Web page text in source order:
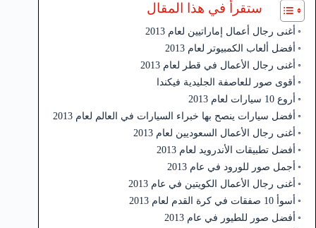
ستقرأ في هذا المقال
أغنى رجال أعمال إماراتيين لعام 2013
أفضل ألعاب الكمبيوتر لعام 2013
أغنى رجال الأعمال في قطر لعام 2013
أقوى صور للعاصفة الجليدية فيكندا
أروع 10 سيارات لعام 2013
أفضل سيارات ينصح بها خبراء السيارات في العالم لعام 2013
أغنى رجال الأعمال السعوديين لعام 2013
أفضل تطبيقات الأندرويد لعام 2013
أجمل صور للورود في عام 2013
أغنى رجال الأعمال الكويتين في عام 2013
أسوأ 10 صفقات في كرة القدم لعام 2013
أفضل صور للطيور في عام 2013